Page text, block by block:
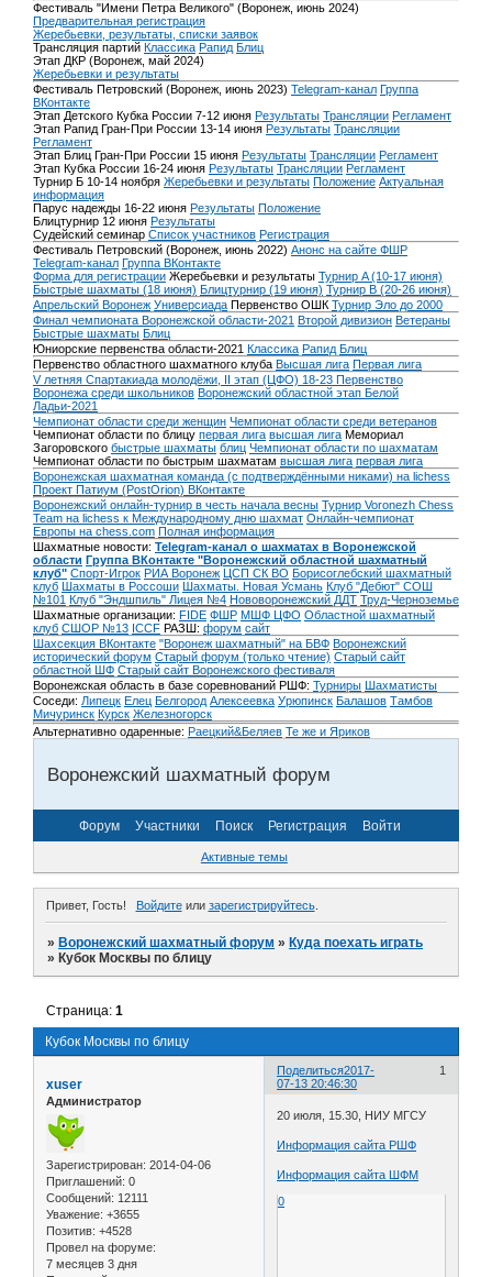
Фестиваль "Имени Петра Великого" (Воронеж, июнь 2024)
Предварительная регистрация
Жеребьевки, результаты, списки заявок
Трансляция партий Классика Рапид Блиц
Этап ДКР (Воронеж, май 2024)
Жеребьевки и результаты
Фестиваль Петровский (Воронеж, июнь 2023) Telegram-канал Группа
ВКонтакте
Этап Детского Кубка России 7-12 июня Результаты Трансляции Регламент
Этап Рапид Гран-При России 13-14 июня Результаты Трансляции
Регламент
Этап Блиц Гран-При России 15 июня Результаты Трансляции Регламент
Этап Кубка России 16-24 июня Результаты Трансляции Регламент
Турнир Б 10-14 ноября Жеребьевки и результаты Положение Актуальная
информация
Парус надежды 16-22 июня Результаты Положение
Блицтурнир 12 июня Результаты
Судейский семинар Список участников Регистрация
Фестиваль Петровский (Воронеж, июнь 2022) Анонс на сайте ФШР
Telegram-канал Группа ВКонтакте
Форма для регистрации Жеребьевки и результаты Турнир A (10-17 июня)
Быстрые шахматы (18 июня) Блицтурнир (19 июня) Турнир B (20-26 июня)
Апрельский Воронеж Универсиада Первенство ОШК Турнир Эло до 2000
Финал чемпионата Воронежской области-2021 Второй дивизион Ветераны
Быстрые шахматы Блиц
Юниорские первенства области-2021 Классика Рапид Блиц
Первенство областного шахматного клуба Высшая лига Первая лига
V летняя Спартакиада молодёжи, II этап (ЦФО) 18-23 Первенство
Воронежа среди школьников Воронежский областной этап Белой
Ладьи-2021
Чемпионат области среди женщин Чемпионат области среди ветеранов
Чемпионат области по блицу первая лига высшая лига Мемориал
Загоровского быстрые шахматы блиц Чемпионат области по шахматам
Чемпионат области по быстрым шахматам высшая лига первая лига
Воронежская шахматная команда (с подтверждёнными никами) на lichess
Проект Патиум (PostOrion) ВКонтакте
Воронежский онлайн-турнир в честь начала весны Турнир Voronezh Chess
Team на lichess к Международному дню шахмат Онлайн-чемпионат
Европы на chess.com Полная информация
Шахматные новости: Telegram-канал о шахматах в Воронежской
области Группа ВКонтакте "Воронежский областной шахматный
клуб" Спорт-Игрок РИА Воронеж ЦСП СК ВО Борисоглебский шахматный
клуб Шахматы в Россоши Шахматы. Новая Усмань Клуб "Дебют" СОШ
№101 Клуб "Эндшпиль" Лицея №4 Нововоронежский ДДТ Труд-Черноземье
Шахматные организации: FIDE ФШР МШФ ЦФО Областной шахматный
клуб СШОР №13 ICCF РАЗШ: форум сайт
Шахсекция ВКонтакте "Воронеж шахматный" на БВФ Воронежский
исторический форум Cтарый форум (только чтение) Старый сайт
областной ШФ Старый сайт Воронежского фестиваля
Воронежская область в базе соревнований РШФ: Турниры Шахматисты
Соседи: Липецк Елец Белгород Алексеевка Урюпинск Балашов Тамбов
Мичуринск Курск Железногорск
Альтернативно одаренные: Раецкий&Беляев Те же и Яриков
Воронежский шахматный форум
Форум Участники Поиск Регистрация Войти
Активные темы
Привет, Гость! Войдитеили зарегистрируйтесь.
»Воронежский шахматный форум »Куда поехать играть
»Кубок Москвы по блицу
Кубок Москвы по блицу
Страница:1
Поделиться 1
2017-
07-13 20:46:30
xuser
Администратор
Зарегистрирован: 2014-04-06
Приглашений: 0
Сообщений: 12111
Уважение: +3655
Позитив: +4528
Провел на форуме:
7 месяцев 3 дня
20 июля, 15.30, НИУ МГСУ
Информация сайта РШФ
Информация сайта ШФМ
0